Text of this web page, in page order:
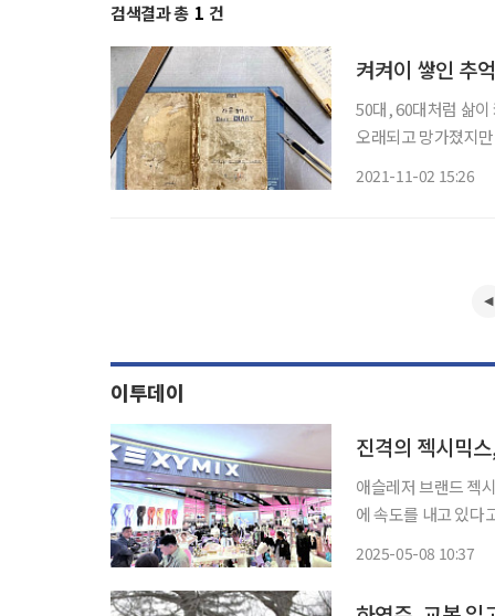
검색결과 총 1 건
켜켜이 쌓인 추
50대, 60대처럼 삶
오래되고 망가졌지
2021-11-02 15:26
이투데이
진격의 젝시믹
애슬레저 브랜드 젝
에 속도를 내고 있다고 8일 밝혔다. 젝시믹스는 지난달
2025-05-08 10:37